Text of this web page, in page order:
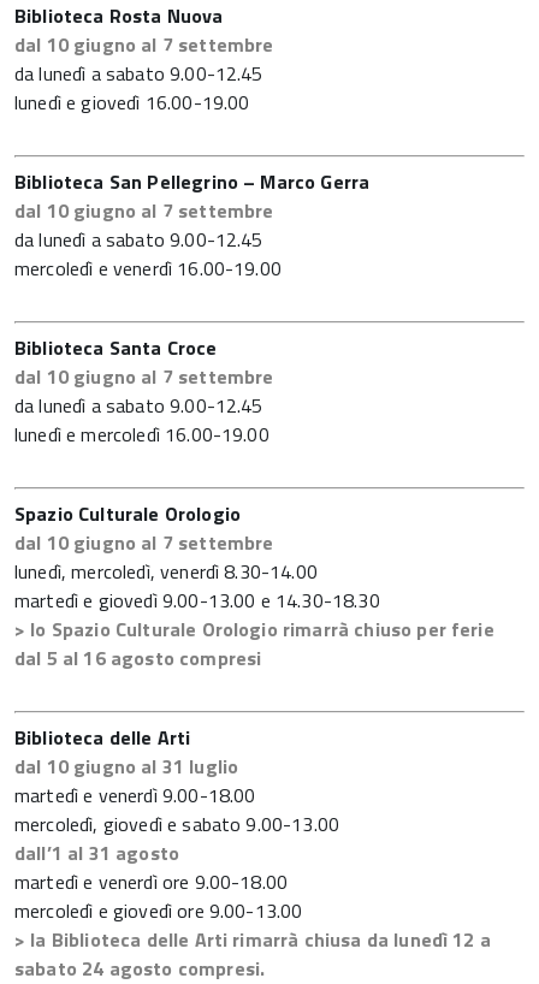
Biblioteca Rosta Nuova
dal 10 giugno al 7 settembre
da lunedì a sabato 9.00-12.45
lunedì e giovedì 16.00-19.00
Biblioteca San Pellegrino – Marco Gerra
dal 10 giugno al 7 settembre
da lunedì a sabato 9.00-12.45
mercoledì e venerdì 16.00-19.00
Biblioteca Santa Croce
dal 10 giugno al 7 settembre
da lunedì a sabato 9.00-12.45
lunedì e mercoledì 16.00-19.00
Spazio Culturale Orologio
dal 10 giugno al 7 settembre
lunedì, mercoledì, venerdì 8.30-14.00
martedì e giovedì 9.00-13.00 e 14.30-18.30
> lo Spazio Culturale Orologio rimarrà chiuso per ferie
dal 5 al 16 agosto compresi
Biblioteca delle Arti
dal 10 giugno al 31 luglio
martedì e venerdì 9.00-18.00
mercoledì, giovedì e sabato 9.00-13.00
dall’1 al 31 agosto
martedì e venerdì ore 9.00-18.00
mercoledì e giovedì ore 9.00-13.00
> la Biblioteca delle Arti rimarrà chiusa da lunedì 12 a
sabato 24 agosto compresi.